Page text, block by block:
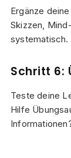
Ergänze
Skizzen,
systematisch.
Schritt 6:
Teste deine
Hilfe